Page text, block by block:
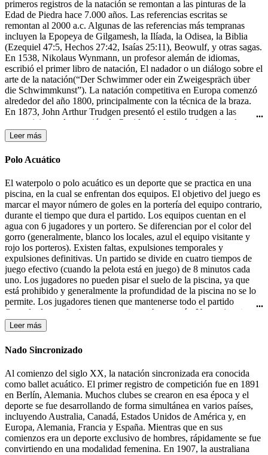
primeros registros de la natación se remontan a las pinturas de la
Edad de Piedra hace 7.000 años. Las referencias escritas se
remontan al 2000 a.c. Algunas de las referencias más tempranas
incluyen la Epopeya de Gilgamesh, la Ilíada, la Odisea, la Biblia
(Ezequiel 47:5, Hechos 27:42, Isaías 25:11), Beowulf, y otras sagas.
En 1538, Nikolaus Wynmann, un profesor alemán de idiomas,
escribió el primer libro de natación, El nadador o un diálogo sobre el
arte de la natación(“Der Schwimmer oder ein Zweigespräch über
die Schwimmkunst”). La natación competitiva en Europa comenzó
alrededor del año 1800, principalmente con la técnica de la braza.
En 1873, John Arthur Trudgen presentó el estilo trudgen a las
competiciones de natación de Occidente, después de copiar el estilo
crol utilizado por los nativos americanos. Debido a la indiferencia
británica para las salpicaduras, Trudgen empleó una patada de tijera
en lugar de la patada de estilo crol. La natación formó parte de los
primeros Juegos Olímpicos modernos en 1896 en Atenas. En 1902
1908, se creo la Federación Internacional de Natación (FINA). El
estilo mariposa fue desarrollado en la década de 1930 y fue en un
primer momento una variante del estilo braza, hasta que fue
aceptado como un estilo independiente en 1952.
Leer más
Polo Acuático
El waterpolo o polo acuático es un deporte que se practica en una
piscina, en la cual se enfrentan dos equipos. El objetivo del juego es
marcar el mayor número de goles en la portería del equipo contrario,
durante el tiempo que dura el partido. Los equipos cuentan en el
agua con 6 jugadores y un portero. Se diferencian por el color del
gorro (generalmente, blanco los locales, azul el equipo visitante y
rojo los porteros). Existen faltas, expulsiones temporales y
expulsiones definitivas. Un partido se divide en cuatro tiempos de
juego efectivo (cuando la pelota está en juego) de 8 minutos cada
uno. Los jugadores no pueden pisar el suelo de la piscina, ya que
está prohibido y generalmente la profundidad de la piscina no se lo
permite. Los jugadores tienen que mantenerse todo el partido
flotando, lo que les hace consumir mucha energía. Un equipo tiene
30 segundos de posesión de la pelota para efectuar un lanzamiento a
la portería contraria.
Leer más
Nado Sincronizado
Al comienzo del siglo XX, la natación sincronizada era conocida
como ballet acuático. El primer registro de competición fue en 1891
en Berlín, Alemania. Muchos clubes se crearon en esa época y el
deporte se fue desarrollando de forma simultánea en varios países,
incluyendo Australia, Canadá, Estados Unidos de América y, en
Europa, Alemania, Francia y España. Mientras que en sus
comienzos era un deporte exclusivo de hombres, rápidamente se fue
convirtiendo en una modalidad femenina. En 1907, la australiana